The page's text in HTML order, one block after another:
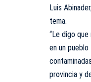
Luis
tema.
“Le digo
en un pueblo
provincia y